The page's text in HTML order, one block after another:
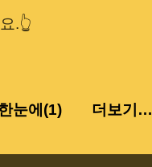
.👆
눈에(1) 더보기…